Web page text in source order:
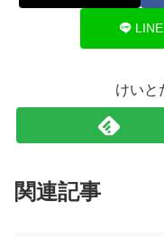
LINE
けいと
関連記事